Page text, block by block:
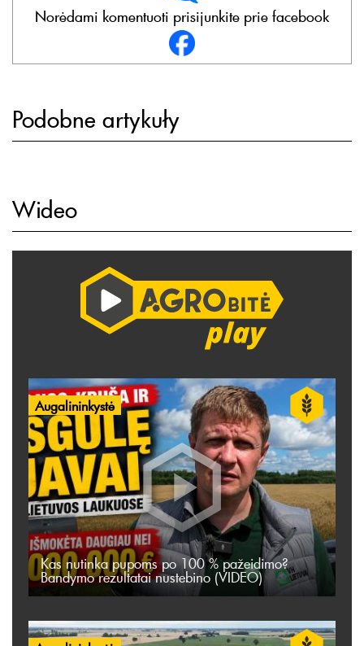
Norėdami komentuoti prisijunkite prie facebook
Podobne artykuły
Wideo
Augalininkystė
Kas nutinka pupoms po 100 % pažeidimo?
Bandymo rezultatai nustebino (VIDEO)